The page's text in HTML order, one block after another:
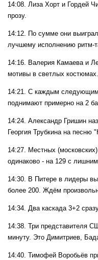
14:08. Лиза Хорт и Гордей
прозу.
14:12. По сумме они
лучшему исполнению ритм-
14:16. Валерия Камаева и
мотивы в светлых костюмах.
14:21. С каждым следующим
поднимают примерно на 2
14:24. Александр Гришин
Георгия Трубкина на песню
14:27. Местных
одинаково - на 129 с
14:30. В Питере в лидеры
более 200. Ждём
14:34. Два каскада 3+2
14:38. Три представителя
минуту. Это Димитриев,
14:40. Тимофей Воробьёв